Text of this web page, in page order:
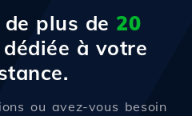
plus de 20
dédiée à votre
ou avez-vous besoin